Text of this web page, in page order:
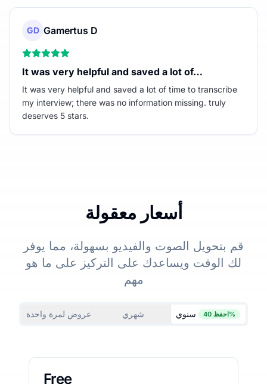
GD Gamertus D
It was very helpful and saved a lot of…
It was very helpful and saved a lot of time to transcribe
my interview; there was no information missing. truly
deserves 5 stars.
أسعار معقولة
قم بتحويل الصوت والفيديو بسهولة، مما يوفر
لك الوقت ويساعدك على التركيز على ما هو
مهم
عروض لمرة واحدة شهري سنوي احفظ 40%
Free